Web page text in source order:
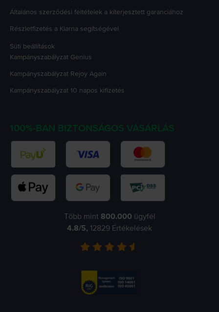
Általános szerződési feltételek a kiterjesztett garanciához
Részletfizetés a Klarna segítségével
Süti beállítások
Kampányszabályzat Genius
Kampányszabályzat Rejoy Again
Kampányszabályzat 10 napos kifizetés
100%-BAN BIZTONSÁGOS VÁSÁRLÁS
Több mint 800.000 ügyfél
4.8/5, 12829 Értékelések